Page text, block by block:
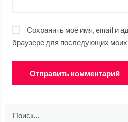
Сохранить моё имя, email и
браузере для последующих